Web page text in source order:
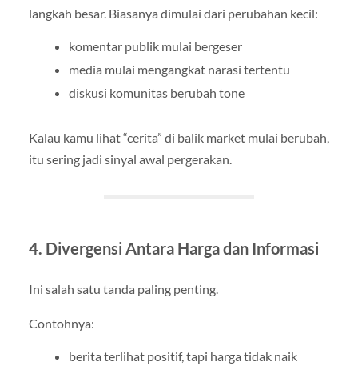
langkah besar. Biasanya dimulai dari perubahan kecil:
komentar publik mulai bergeser
media mulai mengangkat narasi tertentu
diskusi komunitas berubah tone
Kalau kamu lihat “cerita” di balik market mulai berubah,
itu sering jadi sinyal awal pergerakan.
4. Divergensi Antara Harga dan Informasi
Ini salah satu tanda paling penting.
Contohnya:
berita terlihat positif, tapi harga tidak naik